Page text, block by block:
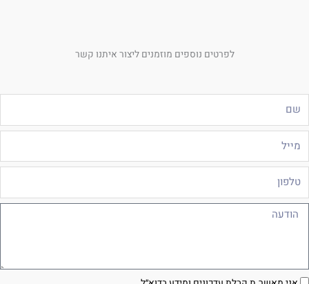
לפרטים נוספים מוזמנים ליצור איתנו קשר